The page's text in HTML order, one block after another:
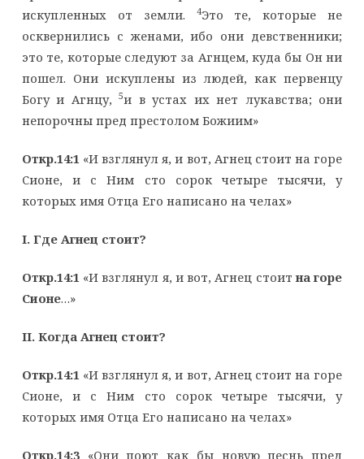
искупленных от земли.
4Это те, которые не
осквернились с женами, ибо они девственники;
это те, которые следуют за Агнцем, куда бы Он ни
пошел. Они искуплены из людей, как первенцу
Богу и Агнцу,5и в устах их нет лукавства; они
непорочны пред престолом Божиим»
Откр.14:1 «И взглянул я, и вот, Агнец стоит на горе
Сионе, и с Ним сто сорок четыре тысячи, у
которых имя Отца Его написано на челах»
I. Где Агнец стоит?
Откр.14:1 «И взглянул я, и вот, Агнец стоитна горе
Сионе…»
II. Когда Агнец стоит?
Откр.14:1 «И взглянул я, и вот, Агнец стоит на горе
Сионе, и с Ним сто сорок четыре тысячи, у
которых имя Отца Его написано на челах»
Откр.14:3«Они поют как бы новую песнь пред